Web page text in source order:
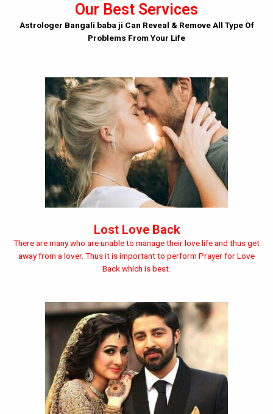
Our Best Services
Astrologer Bangali baba ji Can Reveal & Remove All Type Of
Problems From Your Life
Lost Love Back
There are many who are unable to manage their love life and thus get
away from a lover. Thus it is important to perform Prayer for Love
Back which is best.